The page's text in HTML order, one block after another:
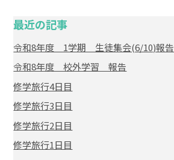
最近の記事
令和8年度 1学期 生徒集会(6/10)報告
令和8年度 校外学習 報告
修学旅行4日目
修学旅行3日目
修学旅行2日目
修学旅行1日目